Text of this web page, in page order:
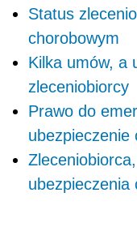
Status
chorobowym
Kilka umów, a
zleceniobiorcy
Prawo do
ubezpieczenie
ubezpieczenia